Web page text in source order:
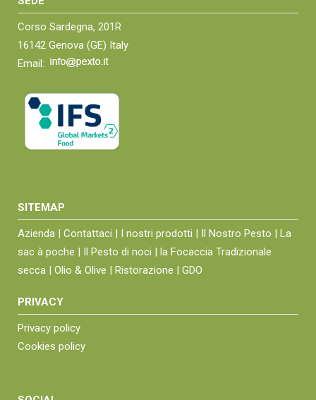
Corso Sardegna, 201R
16142 Genova (GE) Italy
Email:
SITEMAP
Azienda | Contattaci | I nostri prodotti | Il Nostro Pesto | La
sac à poche | Il Pesto di noci | la Focaccia Tradizionale
secca | Olio & Olive | Ristorazione | GDO
PRIVACY
Privacy policy
Cookies policy